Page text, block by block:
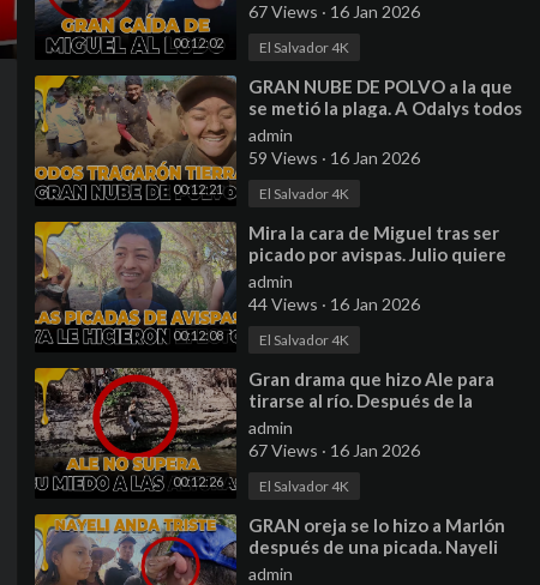
00:12:02
67 Views · 16 Jan 2026
El Salvador 4K
00:12:21
⁣GRAN NUBE DE POLVO a la que
se metió la plaga. A Odalys todos
le pasaron encima, no le fue
nada bien
admin
59 Views · 16 Jan 2026
El Salvador 4K
00:12:08
⁣Mira la cara de Miguel tras ser
picado por avispas. Julio quiere
hacer el famoso reto de las
avispas
admin
44 Views · 16 Jan 2026
El Salvador 4K
00:12:26
⁣Gran drama que hizo Ale para
tirarse al río. Después de la
polvazón un refrescante baño
en el río
admin
67 Views · 16 Jan 2026
El Salvador 4K
⁣GRAN oreja se lo hizo a Marlón
después de una picada. Nayeli
dice andar triste por esta razón.
admin